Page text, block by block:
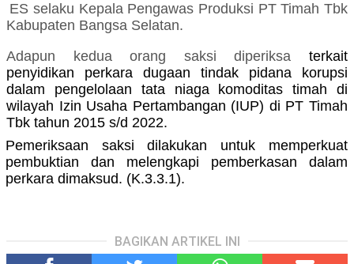
ES selaku Kepala Pengawas Produksi PT Timah Tbk
Kabupaten Bangsa Selatan.
Adapun
keduaorang saksi diperiksaterkait
penyidikan perkara dugaan tindak pidana korupsi
dalam pengelolaan tata niaga komoditas timah di
wilayah Izin Usaha Pertambangan (IUP) di PT Timah
Tbk tahun 2015 s/d 2022.
Pemeriksaan saksi dilakukan untuk memperkuat
pembuktian dan melengkapi pemberkasan dalam
perkara dimaksud. (K.3.3.1).
BAGIKAN ARTIKEL INI